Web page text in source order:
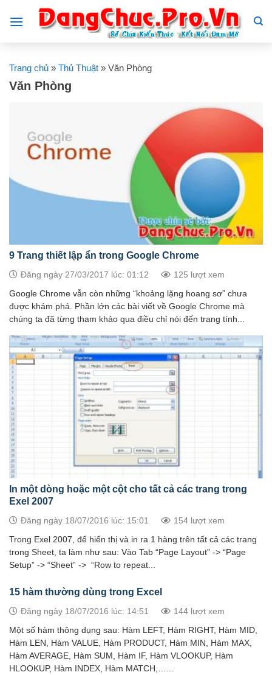
Trang chủ » Thủ Thuật » Văn Phòng
Văn Phòng
9 Trang thiết lập ẩn trong Google Chrome
Đăng ngày 27/03/2017 lúc: 01:12 125 lượt xem
Google Chrome vẫn còn những “khoảng lặng hoang sơ” chưa
được khám phá. Phần lớn các bài viết về Google Chrome mà
chúng ta đã từng tham khảo qua điều chỉ nói đến trang tính...
In một dòng hoặc một cột cho tất cả các trang trong
Exel 2007
Đăng ngày 18/07/2016 lúc: 15:01 154 lượt xem
Trong Exel 2007, để hiển thị và in ra 1 hàng trên tất cả các trang
trong Sheet, ta làm như sau: Vào Tab “Page Layout” -> “Page
Setup” -> “Sheet” -> “Row to repeat...
15 hàm thường dùng trong Excel
Đăng ngày 18/07/2016 lúc: 14:51 144 lượt xem
Một số hàm thông dụng sau: Hàm LEFT, Hàm RIGHT, Hàm MID,
Hàm LEN, Hàm VALUE, Hàm PRODUCT, Hàm MIN, Hàm MAX,
Hàm AVERAGE, Hàm SUM, Hàm IF, Hàm VLOOKUP, Hàm
HLOOKUP, Hàm INDEX, Hàm MATCH,…...